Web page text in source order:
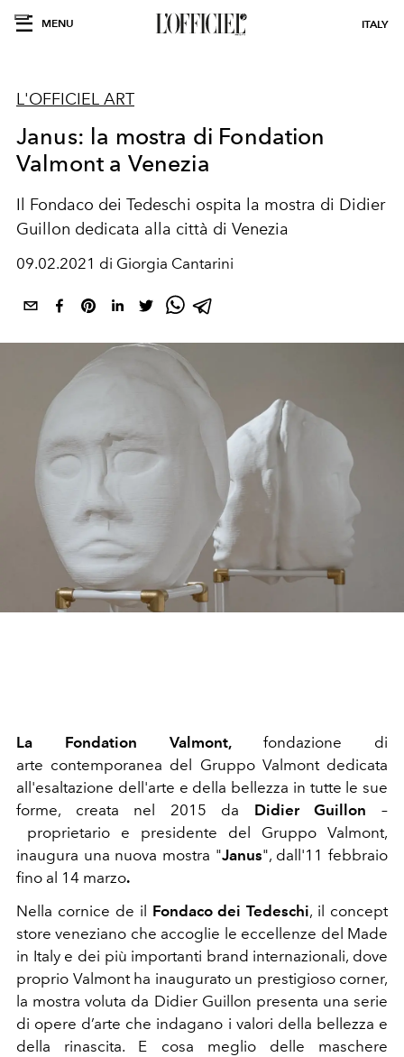
MENU ITALY
L'OFFICIEL ART
Janus: la mostra di Fondation
Valmont a Venezia
Il Fondaco dei Tedeschi ospita la mostra di Didier
Guillon dedicata alla città di Venezia
09.02.2021 di Giorgia Cantarini
La Fondation Valmont,fondazione di
arte contemporanea del Gruppo Valmont dedicata
all'esaltazione dell'arte e della bellezza in tutte le sue
forme, creata nel 2015 da Didier Guillon –
proprietario e presidente del Gruppo Valmont,
inaugura una nuova mostra "Janus", dall'11 febbraio
fino al 14 marzo.
Nella cornice de il Fondaco dei Tedeschi, il concept
store veneziano che accoglie le eccellenze del Made
in Italy e dei più importanti brand internazionali, dove
proprio Valmont ha inaugurato un prestigioso corner,
la mostra voluta da Didier Guillon presenta una serie
di opere d’arte che indagano i valori della bellezza e
della rinascita. E cosa meglio delle maschere